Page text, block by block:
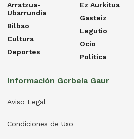
Arratzua-
Ubarrundia
Bilbao
Cultura
Deportes
Ez Aurkitua
Gasteiz
Legutio
Ocio
Política
Información Gorbeia Gaur
Aviso Legal
Condiciones de Uso